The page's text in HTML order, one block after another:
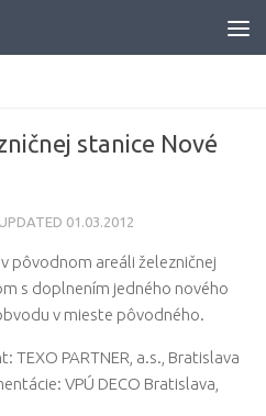
stanice Nové
UPDATED 01.03.2012
pôvodnom areáli železničnej
s doplnením jedného nového
v mieste pôvodného.
PARTNER, a.s., Bratislava
VPÚ DECO Bratislava,